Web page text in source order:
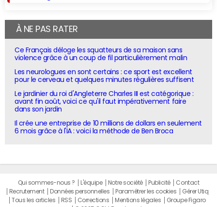
À NE PAS RATER
Ce Français déloge les squatteurs de sa maison sans
violence grâce à un coup de fil particulièrement malin
Les neurologues en sont certains : ce sport est excellent
pour le cerveau et quelques minutes régulières suffisent
Le jardinier du roi d'Angleterre Charles III est catégorique :
avant fin août, voici ce qu'il faut impérativement faire
dans son jardin
Il crée une entreprise de 10 millions de dollars en seulement
6 mois grâce à l'IA : voici la méthode de Ben Broca
Qui sommes-nous ? L'équipe Notre société Publicité
Contact
Recrutement
Données personnelles Paramétrer les cookies
Gérer Utiq
Tous les articles
RSS Corrections Mentions légales
Groupe Figaro